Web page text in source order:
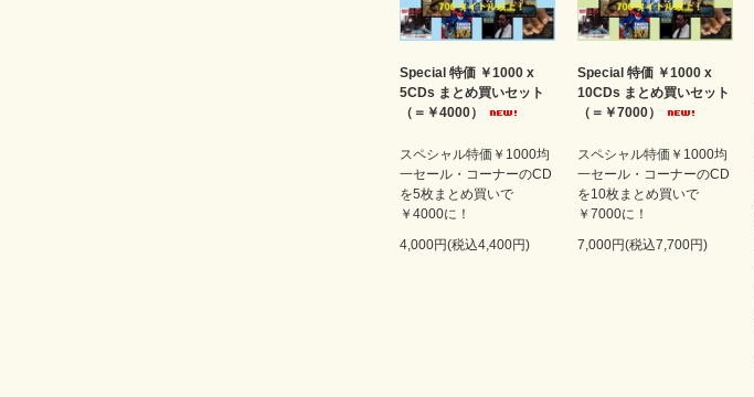
Special 特価 ￥1000 x
5CDs まとめ買いセット
（＝￥4000）
スペシャル特価￥1000均
一セール・コーナーのCD
を5枚まとめ買いで
￥4000に！
4,000円(税込4,400円)
Special 特価 ￥1000 x
10CDs まとめ買いセット
（＝￥7000）
スペシャル特価￥1000均
一セール・コーナーのCD
を10枚まとめ買いで
￥7000に！
7,000円(税込7,700円)